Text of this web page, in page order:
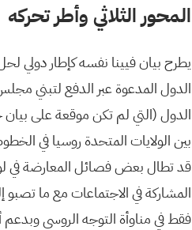
المحور الثلاثي وأطر تحركه
الدول المدعوة عبر الدفع لتبني
الدول (التي لم تكن موقعة على
بين الولايات المتحدة روسيا في
قد تطال بعض فصائل المعارضة في
المشاركة في الاجتماعات مع ما تصبو
فقط في مناوأة التوجه الروسي